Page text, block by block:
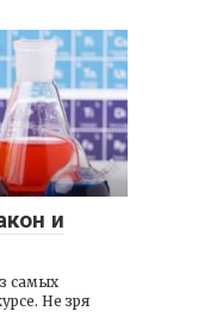
и
самых
Не зря